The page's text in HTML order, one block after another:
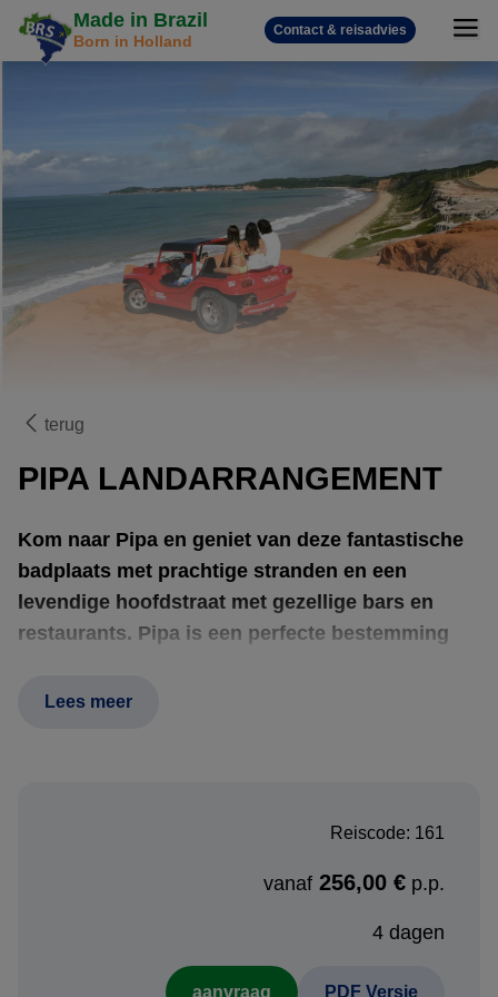
Made in Brazil
Born in Holland
Contact & reisadvies
terug
PIPA LANDARRANGEMENT
Kom naar Pipa en geniet van deze fantastische
badplaats met prachtige stranden en een
levendige hoofdstraat met gezellige bars en
restaurants. Pipa is een perfecte bestemming
van een rondreis.
Heeft u interesse in deze bouwsteen en wenst u deze los
met ons op en ontvang een persoonlijk reisvoorstel.
Voordelen reisvoorstel:
Lees meer
Reiscode: 161
vanaf 256,00 € p.p.
4 dagen
aanvraag PDF Versie